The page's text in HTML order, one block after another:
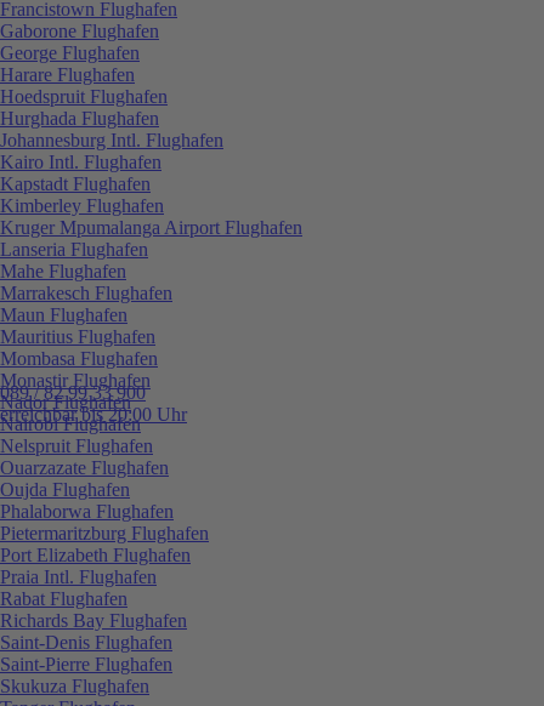
089 / 82 99 33 900
erreichbar bis 20:00 Uhr
Francistown Flughafen
Gaborone Flughafen
George Flughafen
Harare Flughafen
Hoedspruit Flughafen
Hurghada Flughafen
Johannesburg Intl. Flughafen
Kairo Intl. Flughafen
Kapstadt Flughafen
Kimberley Flughafen
Kruger Mpumalanga Airport Flughafen
Lanseria Flughafen
Mahe Flughafen
Marrakesch Flughafen
Maun Flughafen
Mauritius Flughafen
Mombasa Flughafen
Monastir Flughafen
Nador Flughafen
Nairobi Flughafen
Nelspruit Flughafen
Ouarzazate Flughafen
Oujda Flughafen
Phalaborwa Flughafen
Pietermaritzburg Flughafen
Port Elizabeth Flughafen
Praia Intl. Flughafen
Rabat Flughafen
Richards Bay Flughafen
Saint-Denis Flughafen
Saint-Pierre Flughafen
Skukuza Flughafen